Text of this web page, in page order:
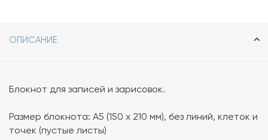
ОПИСАНИЕ
Блокнот для записей и зарисовок.
Размер блокнота: А5 (150 х 210 мм), без линий, клеток и
точек (пустые листы)